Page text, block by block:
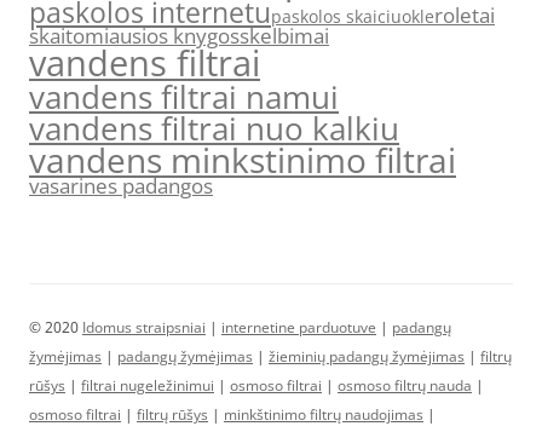
paskolos internetupaskolos skaiciuokleroletai
skaitomiausios knygosskelbimai
vandens filtrai
vandens filtrai namui
vandens filtrai nuo kalkiu
vandens minkstinimo filtrai
vasarines padangos
© 2020 Idomus straipsniai | internetine parduotuve | padangų
žymėjimas | padangų žymėjimas | žieminių padangų žymėjimas | filtrų
rūšys | filtrai nugeležinimui | osmoso filtrai | osmoso filtrų nauda |
osmoso filtrai | filtrų rūšys | minkštinimo filtrų naudojimas |